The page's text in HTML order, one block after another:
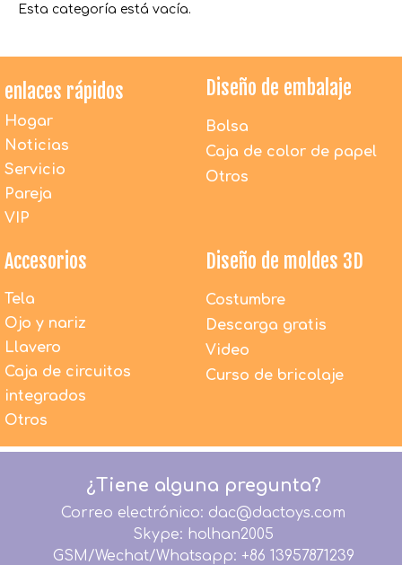
Esta categoría está vacía.
enlaces rápidos
Hogar
Noticias
Servicio
Pareja
VIP
Diseño de embalaje
Bolsa
Caja de color de papel
Otros
Accesorios
Tela
Ojo y nariz
Llavero
Caja de circuitos
integrados
Otros
Diseño de moldes 3D
Costumbre
Descarga gratis
Video
Curso de bricolaje
¿Tiene alguna pregunta?
Correo electrónico: dac@dactoys.com
Skype: holhan2005
GSM/Wechat/Whatsapp: +86 13957871239
¿Los juguetes de peluche de DAC son seguros para
100% nuevos y respetuosos con el medio ambiente.
2. Todos los productos antes del embalaje son 100%
inspeccionados por detectores de agujas.
3. Todos los productos se fabrican estrictamente
según los términos de seguridad EN71, EN62115,
EMC, RoHS, ASTM F963, CA65, CPSIA.